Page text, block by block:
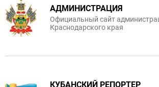
АДМИНИСТРАЦИЯ
Официальный сайт
Краснодарского края
КУБАНСКИЙ РЕПОРТЕР